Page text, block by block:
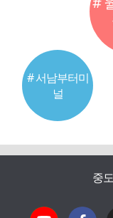
# 서남부터미
널
중